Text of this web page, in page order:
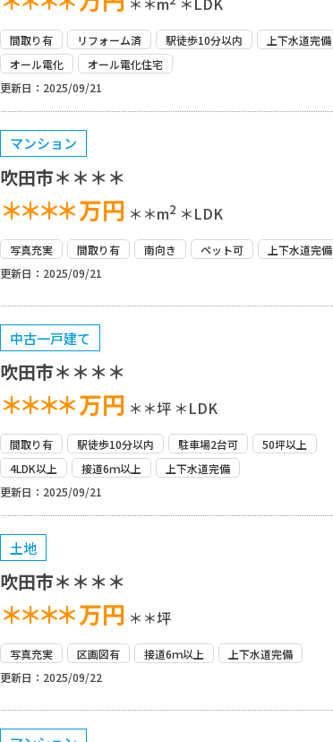
間取り有 リフォーム済 駅徒歩10分以内
上下水道完備
オール電化
オール電化住宅
更新日：2025/09/21
マンション
吹田市＊＊＊＊
＊＊＊＊万円 ＊＊m2 ＊LDK
写真充実 間取り有 南向き ペット可
上下水道完備
更新日：2025/09/21
中古一戸建て
吹田市＊＊＊＊
＊＊＊＊万円 ＊＊坪 ＊LDK
間取り有 駅徒歩10分以内 駐車場2台可
50坪以上
4LDK以上
接道6ｍ以上
上下水道完備
更新日：2025/09/21
土地
吹田市＊＊＊＊
＊＊＊＊万円 ＊＊坪
写真充実 区画図有 接道6ｍ以上
上下水道完備
更新日：2025/09/22